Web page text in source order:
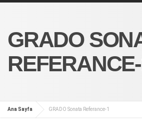
GRADO
Ana Sayfa GRADO Sonata Referance-1